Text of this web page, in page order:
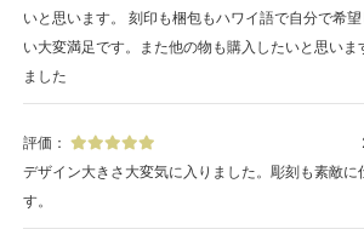
いと思います。 刻印も梱包もハワイ語で自分で希
い大変満足です。また他の物も購入したいと思い
ました
評価：
デザイン大きさ大変気に入りました。彫刻も素敵
す。